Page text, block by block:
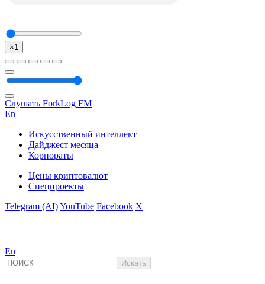
×1
Слушать ForkLog FM
En
Искусственный интеллект
Дайджест месяца
Корпораты
Цены криптовалют
Спецпроекты
Telegram (AI)YouTube Facebook X
En